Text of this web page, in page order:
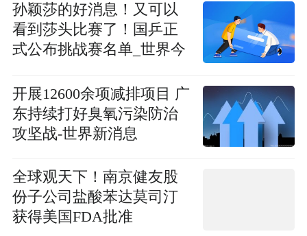
孙颖莎的好消息！又可以
看到莎头比赛了！国乒正
式公布挑战赛名单_世界今
开展12600余项减排项目 广
东持续打好臭氧污染防治
攻坚战-世界新消息
全球观天下！南京健友股
份子公司盐酸苯达莫司汀
获得美国FDA批准